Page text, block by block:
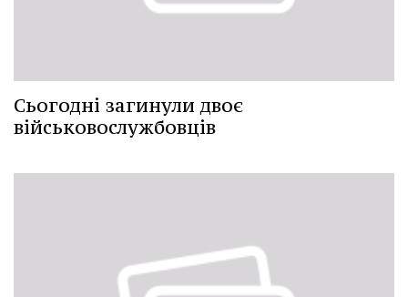
Сьогодні загинули двоє
військовослужбовців